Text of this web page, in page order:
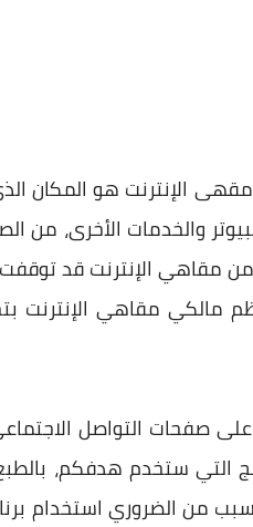
الإنترنت هو المكان
والخدمات الأخرى، من
مقاهي الإنترنت قد
مقاهي الإنترنت
صفحات التواصل
ستخدم هدفكم،
من الضروري استخدام